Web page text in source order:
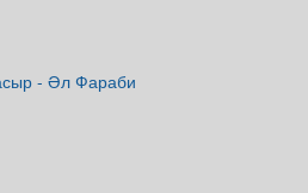
- Әл Фараби